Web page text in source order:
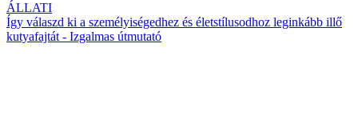
ÁLLATI
Így válaszd ki a személyiségedhez és életstílusodhoz leginkább illő
kutyafajtát - Izgalmas útmutató